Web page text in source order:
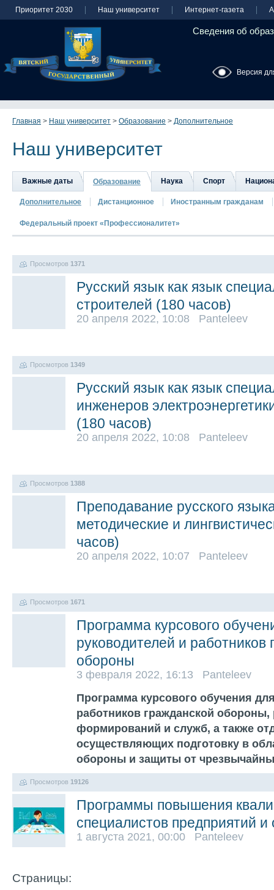
Приоритет 2030 Наш университет Интернет-газета
Сведения об
Версия
Главная > Наш университет > Образование > Дополнительное
Наш университет
Важные даты Образование Наука Спорт
Дополнительное Дистанционное Иностранным гражданам
Федеральный проект «Профессионалитет»
Просмотров 1371
Русский язык как язык
строителей (180 часов)
20 апреля 2022, 10:08 Panteleev
Просмотров 1349
Русский язык как язык
инженеров
(180 часов)
20 апреля 2022, 10:08 Panteleev
Просмотров 1388
Преподавание русского
методические и
часов)
20 апреля 2022, 10:07 Panteleev
Просмотров 1671
Программа курсового
руководителей и работников
обороны
3 февраля 2022, 16:13 Panteleev
Программа курсового обучения
работников гражданской обороны,
формирований и служб, а также
осуществляющих подготовку в
обороны и защиты от
Просмотров 19126
Программы повышения
специалистов предприятий и
1 августа 2021, 00:00 Panteleev
Страницы: